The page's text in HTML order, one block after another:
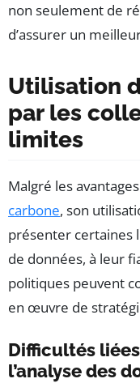
non seulement de
d’assurer un
Utilisation
par les
limites
Malgré les
carbone, son
présenter certaines
de données, à leur
politiques peuvent
en œuvre de
Difficultés
l’analyse des